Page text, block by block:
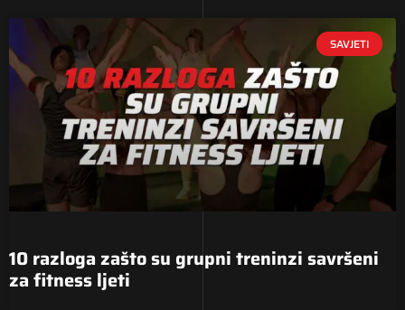
SAVJETI
10 razloga zašto su grupni treninzi savršeni
za fitness ljeti